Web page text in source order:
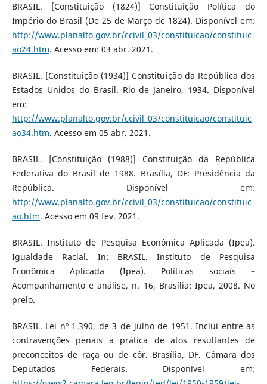
BRASIL. [Constituição (1824)] Constituição Política do
Império do Brasil (De 25 de Março de 1824). Disponível em:
http://www.planalto.gov.br/ccivil_03/constituicao/constituic
ao24.htm. Acesso em: 03 abr. 2021.
BRASIL. [Constituição (1934)] Constituição da República dos
Estados Unidos do Brasil. Rio de Janeiro, 1934. Disponível
em:
http://www.planalto.gov.br/ccivil_03/constituicao/constituic
ao34.htm. Acesso em 05 abr. 2021.
BRASIL. [Constituição (1988)] Constituição da República
Federativa do Brasil de 1988. Brasília, DF: Presidência da
República. Disponível em:
http://www.planalto.gov.br/ccivil_03/constituicao/constituic
ao.htm. Acesso em 09 fev. 2021.
BRASIL. Instituto de Pesquisa Econômica Aplicada (Ipea).
Igualdade Racial. In: BRASIL. Instituto de Pesquisa
Econômica Aplicada (Ipea). Políticas sociais –
Acompanhamento e análise, n. 16, Brasília: Ipea, 2008. No
prelo.
BRASIL. Lei nº 1.390, de 3 de julho de 1951. Inclui entre as
contravenções penais a prática de atos resultantes de
preconceitos de raça ou de côr. Brasília, DF. Câmara dos
Deputados Federais. Disponível em: